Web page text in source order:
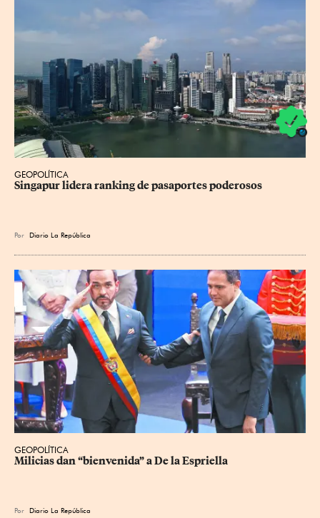
GEOPOLÍTICA
Singapur lidera ranking de pasaportes poderosos
Por Diario La República
GEOPOLÍTICA
Milicias dan “bienvenida” a De la Espriella
Por Diario La República